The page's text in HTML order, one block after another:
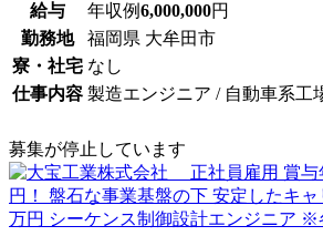
給与 年収例6,000,000円
勤務地
福岡県 大牟田市
寮・社宅 なし
仕事内容 製造エンジニア / 自動車系工
募集が停止しています